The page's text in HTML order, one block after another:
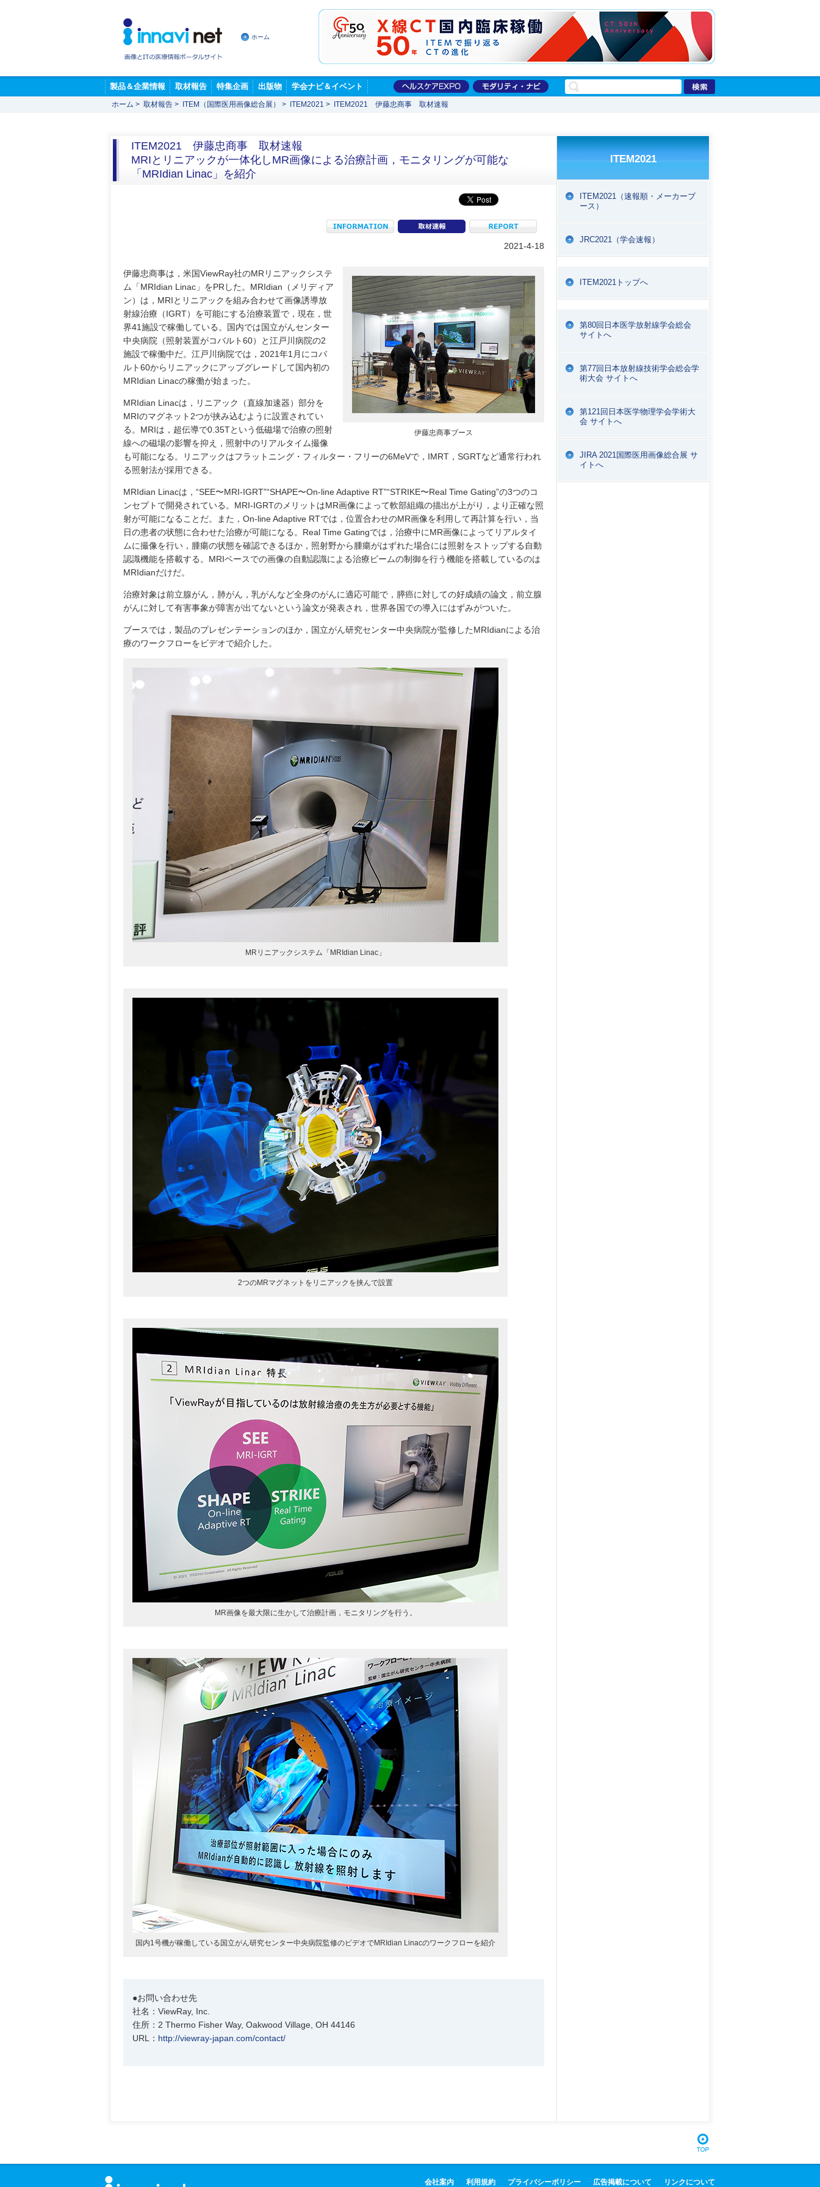
ホーム
製品＆企業情報 取材報告 特集企画 出版物 学会ナビ＆イベント
ホーム > 取材報告 > ITEM（国際医用画像総合展） > ITEM2021 > ITEM2021 伊藤忠商事 取材速報
ITEM2021 伊藤忠商事 取材速報
MRIとリニアックが一体化しMR画像による治療計画，モニタリングが可能な
「MRIdian Linac」を紹介
INFORMATION coverage REPORT
2021-4-18
伊藤忠商事ブース
伊藤忠商事は，米国ViewRay社のMRリニアックシステ
ム「MRIdian Linac」をPRした。MRIdian（メリディア
ン）は，MRIとリニアックを組み合わせて画像誘導放
射線治療（IGRT）を可能にする治療装置で，現在，世
界41施設で稼働している。国内では国立がんセンター
中央病院（照射装置がコバルト60）と江戸川病院の2
施設で稼働中だ。江戸川病院では，2021年1月にコバ
ルト60からリニアックにアップグレードして国内初の
MRIdian Linacの稼働が始まった。
MRIdian Linacは，リニアック（直線加速器）部分を
MRIのマグネット2つが挟み込むように設置されてい
る。MRIは，超伝導で0.35Tという低磁場で治療の照射
線への磁場の影響を抑え，照射中のリアルタイム撮像
も可能になる。リニアックはフラットニング・フィルター・フリーの6MeVで，IMRT，SGRTなど通常行われ
る照射法が採用できる。
MRIdian Linacは，“SEE〜MRI-IGRT”“SHAPE〜On-line Adaptive RT”“STRIKE〜Real Time Gating”の3つのコ
ンセプトで開発されている。MRI-IGRTのメリットはMR画像によって軟部組織の描出が上がり，より正確な照
射が可能になることだ。また，On-line Adaptive RTでは，位置合わせのMR画像を利用して再計算を行い，当
日の患者の状態に合わせた治療が可能になる。Real Time Gatingでは，治療中にMR画像によってリアルタイ
ムに撮像を行い，腫瘍の状態を確認できるほか，照射野から腫瘍がはずれた場合には照射をストップする自動
認識機能を搭載する。MRIベースでの画像の自動認識による治療ビームの制御を行う機能を搭載しているのは
MRIdianだけだ。
治療対象は前立腺がん，肺がん，乳がんなど全身のがんに適応可能で，膵癌に対しての好成績の論文，前立腺
がんに対して有害事象が障害が出てないという論文が発表され，世界各国での導入にはずみがついた。
ブースでは，製品のプレゼンテーションのほか，国立がん研究センター中央病院が監修したMRIdianによる治
療のワークフローをビデオで紹介した。
MRリニアックシステム「MRIdian Linac」
2つのMRマグネットをリニアックを挟んで設置
MR画像を最大限に生かして治療計画，モニタリングを行う。
国内1号機が稼働している国立がん研究センター中央病院監修のビデオでMRIdian Linacのワークフローを紹介
●お問い合わせ先
社名：ViewRay, Inc.
住所：2 Thermo Fisher Way, Oakwood Village, OH 44146
URL： http://viewray-japan.com/contact/
ITEM2021
ITEM2021（速報順・メーカーブ
ース）
JRC2021（学会速報）
ITEM2021トップへ
第80回日本医学放射線学会総会
サイトへ
第77回日本放射線技術学会総会学
術大会 サイトへ
第121回日本医学物理学会学術大
会 サイトへ
JIRA 2021国際医用画像総合展 サ
イトへ
リンクについて
広告掲載について
プライバシーポリシー
利用規約
会社案内